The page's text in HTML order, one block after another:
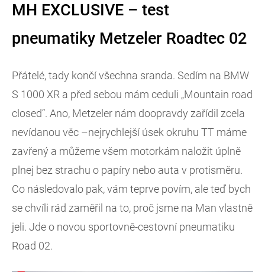
MH EXCLUSIVE – test
pneumatiky Metzeler Roadtec 02
Přátelé, tady končí všechna sranda. Sedím na BMW
S 1000 XR a před sebou mám ceduli „Mountain road
closed“. Ano, Metzeler nám doopravdy zařídil zcela
nevídanou věc –nejrychlejší úsek okruhu TT máme
zavřený a můžeme všem motorkám naložit úplně
plnej bez strachu o papíry nebo auta v protisměru.
Co následovalo pak, vám teprve povím, ale teď bych
se chvíli rád zaměřil na to, proč jsme na Man vlastně
jeli. Jde o novou sportovně-cestovní pneumatiku
Road 02.